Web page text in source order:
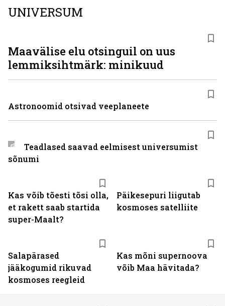
UNIVERSUM
Kas võib tõesti tõsi olla,
et rakett saab startida
super-Maalt?
Päikesepuri liigutab
kosmoses satelliite
Salapärased
jääkogumid rikuvad
kosmoses reegleid
Kas mõni supernoova
võib Maa hävitada?
Maavälise elu otsinguil on uus
lemmiksihtmärk: minikuud
Astronoomid otsivad veeplaneete
Teadlased saavad eelmisest universumist
sõnumi